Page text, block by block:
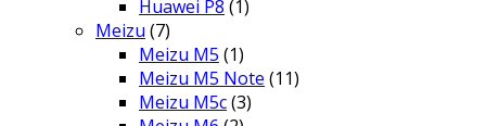
Huawei P8 (1)
Meizu (7)
Meizu M5 (1)
Meizu M5 Note (11)
Meizu M5c(3)